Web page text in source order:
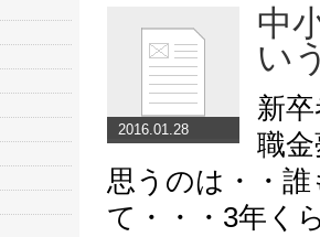
2016.01.28
中
い
新
職
思うのは・・
て・・・3年く